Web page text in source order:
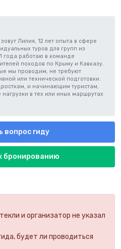
и организатор не указал
будет ли проводиться
Лилия, 12 лет опыта в сфере
туров для групп из
года работаю в команде
походов по Крыму и Кавказу.
мы проводим, не требуют
или технической подготовки.
и начинающим туристам,
в тех или иных маршрутах
вопрос гиду
бронированию